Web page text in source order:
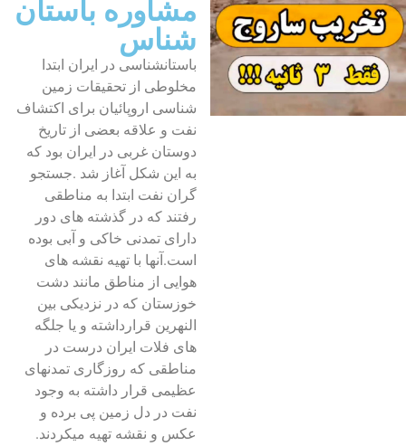
مشاوره باستان
شناس
باستانشناسی در ایران ابتدا
مخلوطی از تحقیقات زمین
شناسی اروپائیان برای اکتشاف
نفت و علاقه بعضی از تاریخ
دوستان غربی در ایران بود که
به این شکل آغاز شد .جستجو
گران نفت ابتدا به مناطقی
رفتند که در گذشته های دور
دارای تمدنی خاکی و آبی بوده
است.آنها با تهیه نقشه های
هوایی از مناطق مانند دشت
خوزستان که در نزدیکی بین
النهرین قرارداشته و یا جلگه
های فلات ایران درست در
مناطقی که روزگاری تمدنهای
عظیمی قرار داشته به وجود
نفت در دل زمین پی برده و
عکس و نقشه تهیه میکردند.